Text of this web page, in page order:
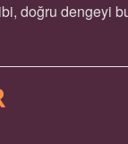
doğru dengeyi